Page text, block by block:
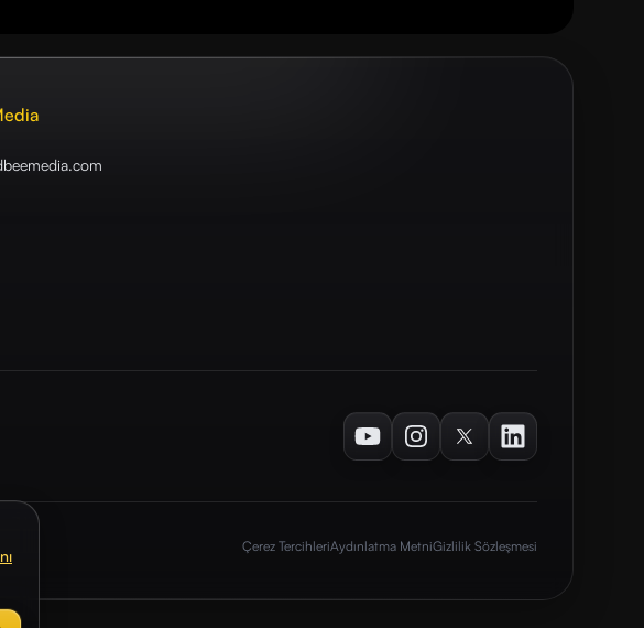
.com
YoutubeInstagramTwitterLinkedIn
Çerez TercihleriAydınlatma MetniGizlilik Sözleşmesi